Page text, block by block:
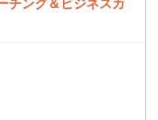
チング＆ビジネスカ